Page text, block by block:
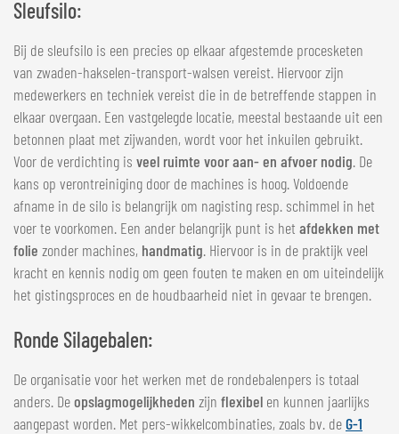
Sleufsilo:
Bij de sleufsilo is een precies op elkaar afgestemde procesketen
van zwaden-hakselen-transport-walsen vereist. Hiervoor zijn
medewerkers en techniek vereist die in de betreffende stappen in
elkaar overgaan. Een vastgelegde locatie, meestal bestaande uit een
betonnen plaat met zijwanden, wordt voor het inkuilen gebruikt.
Voor de verdichting is veel ruimte voor aan- en afvoer nodig. De
kans op verontreiniging door de machines is hoog. Voldoende
afname in de silo is belangrijk om nagisting resp. schimmel in het
voer te voorkomen. Een ander belangrijk punt is het afdekken met
folie zonder machines, handmatig. Hiervoor is in de praktijk veel
kracht en kennis nodig om geen fouten te maken en om uiteindelijk
het gistingsproces en de houdbaarheid niet in gevaar te brengen.
Ronde Silagebalen:
De organisatie voor het werken met de rondebalenpers is totaal
anders. Deopslagmogelijkheden zijn flexibel en kunnen jaarlijks
aangepast worden. Met pers-wikkelcombinaties, zoals bv. deG-1